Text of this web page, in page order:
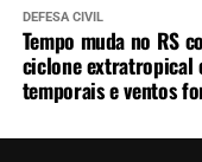
DEFESA CIVIL
Tempo muda no RS
ciclone extratropical
temporais e ventos